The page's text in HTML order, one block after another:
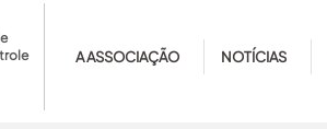
A ASSOCIAÇÃO NOTÍCIAS